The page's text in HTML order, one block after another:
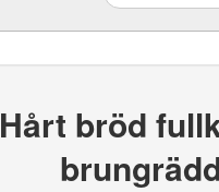
Hårt bröd